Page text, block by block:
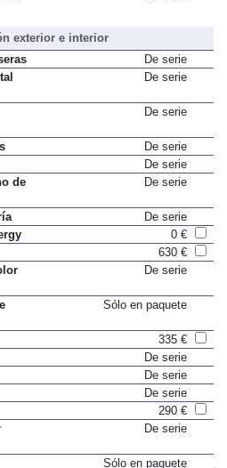
exterior e interior
De serie
De serie
De serie
de
De serie
0 €
630 €
335 €
De serie
De serie
De serie
290 €